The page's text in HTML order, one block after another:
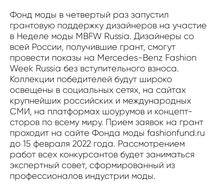
Фонд моды в четвертый раз запустил
грантовую поддержку дизайнеров на участие
в Неделе моды MBFW Russia. Дизайнеры со
всей России, получившие грант, смогут
провести показы на Mercedes-Benz Fashion
Week Russia без вступительного взноса.
Коллекции победителей будут широко
освещены в социальных сетях, на сайтах
крупнейших российских и международных
СМИ, на платформах шоурумов и концепт-
сторов по всему миру. Прием заявок на грант
проходит на сайте Фонда моды fashionfund.ru
до 15 февраля 2022 года. Рассмотрением
работ всех конкурсантов будет заниматься
экспертный совет, сформированный из
профессионалов индустрии моды.